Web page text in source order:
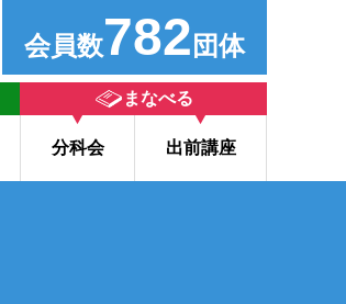
会員数782 団体
まなべる
分科会 出前講座